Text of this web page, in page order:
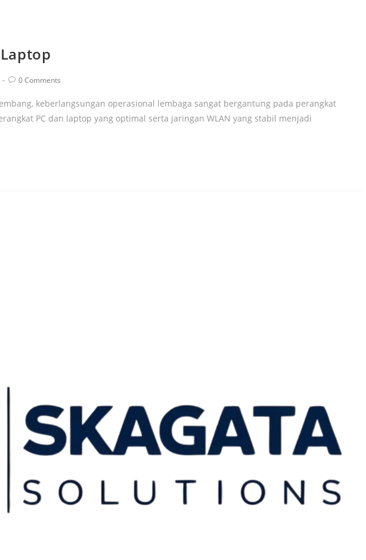
0 Comments
keberlangsungan operasional lembaga sangat bergantung pada perangkat
PC dan laptop yang optimal serta jaringan WLAN yang stabil menjadi